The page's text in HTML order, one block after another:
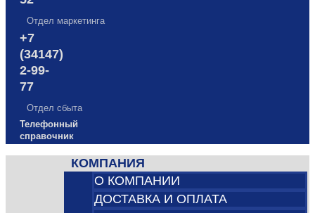
Отдел маркетинга
+7
(34147)
2-99-
77
Отдел сбыта
Телефонный
справочник
КОМПАНИЯ
О КОМПАНИИ
ДОСТАВКА И ОПЛАТА